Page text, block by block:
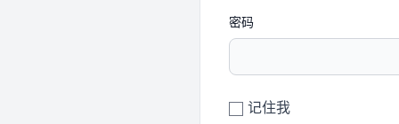
密码
记住我